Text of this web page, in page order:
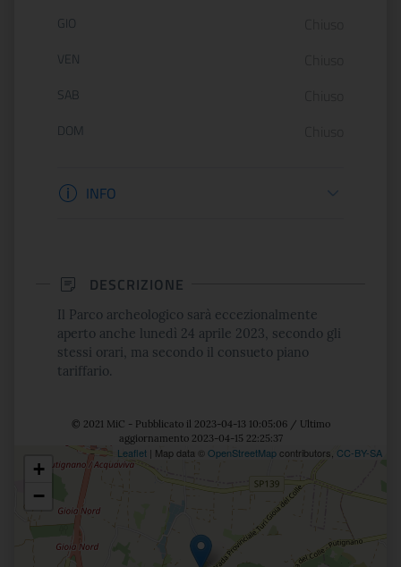
GIO
VEN
SAB
DOM
Informazioni apertura
INFO
DESCRIZIONE
Il Parco archeologico sarà eccezionalmente
aperto anche lunedì 24 aprile 2023, secondo gli
stessi orari, ma secondo il consueto piano
tariffario.
© 2021 MiC - Pubblicato il 2023-04-13 10:05:06 / Ultimo
aggiornamento 2023-04-15 22:25:37
Posizione
+
−
Leaflet | Map data © OpenStreetMapcontributors, CC-BY-SA